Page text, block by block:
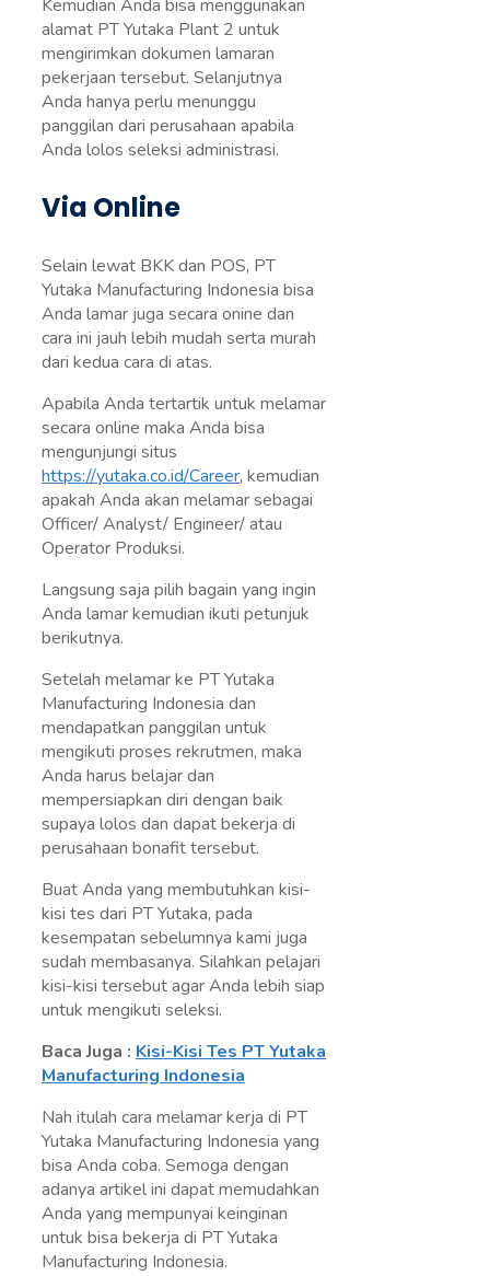
Kemudian Anda bisa menggunakan
alamat PT Yutaka Plant 2 untuk
mengirimkan dokumen lamaran
pekerjaan tersebut. Selanjutnya
Anda hanya perlu menunggu
panggilan dari perusahaan apabila
Anda lolos seleksi administrasi.
Via Online
Selain lewat BKK dan POS, PT
Yutaka Manufacturing Indonesia bisa
Anda lamar juga secara onine dan
cara ini jauh lebih mudah serta murah
dari kedua cara di atas.
Apabila Anda tertartik untuk melamar
secara online maka Anda bisa
mengunjungi situs
https://yutaka.co.id/Career, kemudian
apakah Anda akan melamar sebagai
Officer/ Analyst/ Engineer/ atau
Operator Produksi.
Langsung saja pilih bagain yang ingin
Anda lamar kemudian ikuti petunjuk
berikutnya.
Setelah melamar ke PT Yutaka
Manufacturing Indonesia dan
mendapatkan panggilan untuk
mengikuti proses rekrutmen, maka
Anda harus belajar dan
mempersiapkan diri dengan baik
supaya lolos dan dapat bekerja di
perusahaan bonafit tersebut.
Buat Anda yang membutuhkan kisi-
kisi tes dari PT Yutaka, pada
kesempatan sebelumnya kami juga
sudah membasanya. Silahkan pelajari
kisi-kisi tersebut agar Anda lebih siap
untuk mengikuti seleksi.
Baca Juga : Kisi-Kisi Tes PT Yutaka
Manufacturing Indonesia
Nah itulah cara melamar kerja di PT
Yutaka Manufacturing Indonesia yang
bisa Anda coba. Semoga dengan
adanya artikel ini dapat memudahkan
Anda yang mempunyai keinginan
untuk bisa bekerja di PT Yutaka
Manufacturing Indonesia.